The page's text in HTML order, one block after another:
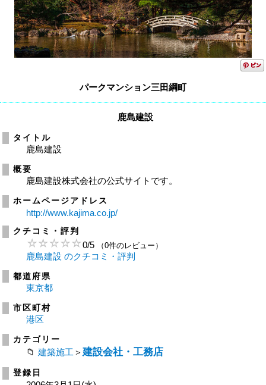
パークマンション三田綱町
鹿島建設
タイトル
鹿島建設
概要
鹿島建設株式会社の公式サイトです。
ホームページアドレス
http://www.kajima.co.jp/
クチコミ・評判
0/5 （0件のレビュー）
鹿島建設 のクチコミ・評判
都道府県
東京都
市区町村
港区
カテゴリー
建築施工 ＞ 建設会社・工務店
登録日